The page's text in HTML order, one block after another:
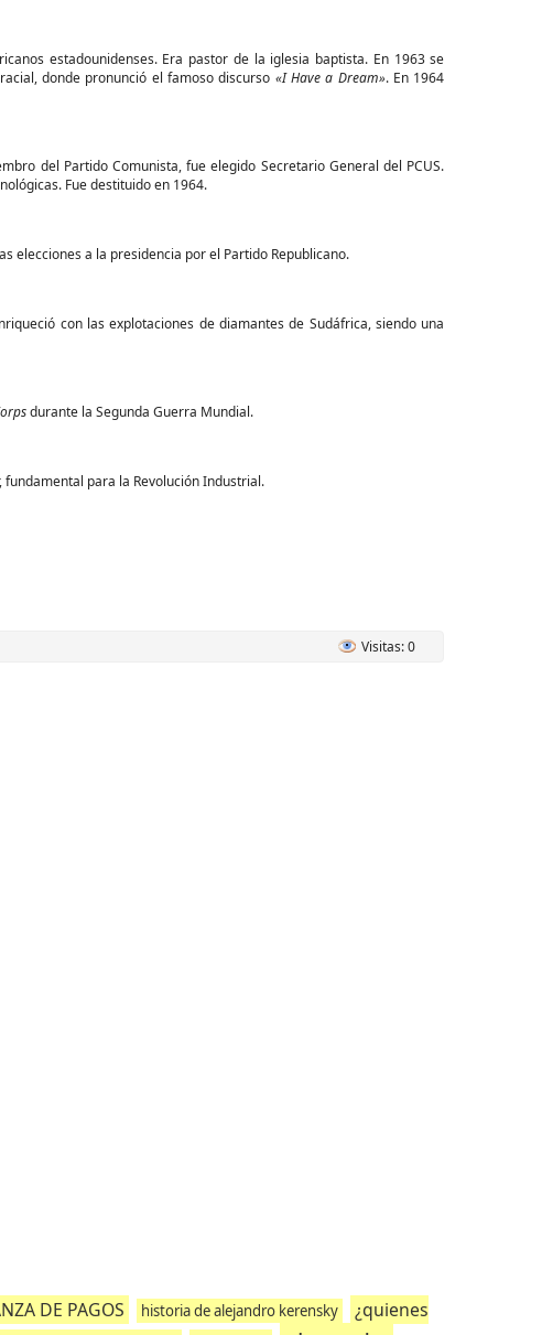
estadounidenses. Era pastor de la iglesia baptista. En 1963 se
donde pronunció el famoso discurso «I Have a Dream». En 1964
del Partido Comunista, fue elegido Secretario General del PCUS.
Fue destituido en 1964.
elecciones a la presidencia por el Partido Republicano.
con las explotaciones de diamantes de Sudáfrica, siendo una
durante la Segunda Guerra Mundial.
para la Revolución Industrial.
Visitas: 0
DE PAGOS historia de alejandro kerensky
¿quienes